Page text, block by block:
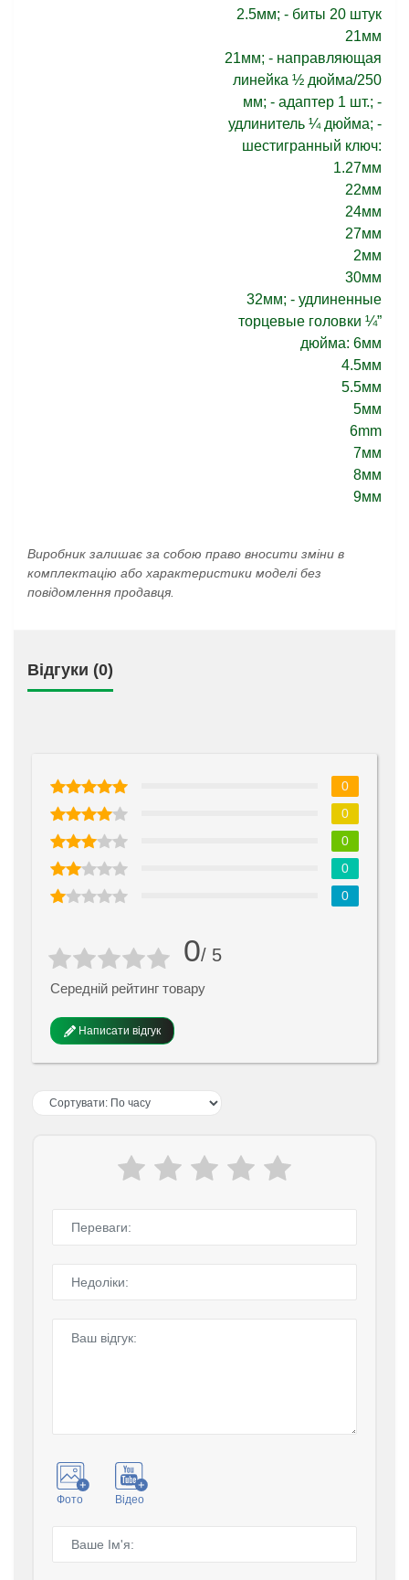
2.5мм; - биты 20 штук
21мм
21мм; - направляющая
линейка ½ дюйма/250
мм; - адаптер 1 шт.; -
удлинитель ¼ дюйма; -
шестигранный ключ:
1.27мм
22мм
24мм
27мм
2мм
30мм
32мм; - удлиненные
торцевые головки ¼”
дюйма: 6мм
4.5мм
5.5мм
5мм
6mm
7мм
8мм
9мм
Виробник залишає за собою право вносити зміни в
комплектацію або характеристики моделі без
повідомлення продавця.
Відгуки (0)
0/ 5
Середній рейтинг товару
Написати відгук
0
0
0
0
0
Фото Відео